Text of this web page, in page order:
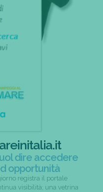
dire accedere
opportunità
registra il portale
visibilità; una vetrina